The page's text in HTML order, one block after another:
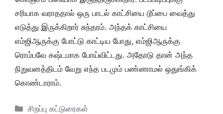
சரியாக வராததால் ஒரு பாடல் காட்சியை டூப்பை வைத்து
எடுத்து இருக்கிறார் சுந்தரம். அந்தக் காட்சியை
எம்ஜிஆருக்கு போட்டு காட்டிய போது, எம்ஜிஆருக்கு
ரொம்பவே கஷ்டமாக போய்விட்டது. அதோடு தான் அந்த
நிறுவனத்திடம் வேறு எந்த படமும் பண்ணாமல் ஒதுங்கிக்
கொண்டாராம்.
Categories
சிறப்பு கட்டுரைகள்